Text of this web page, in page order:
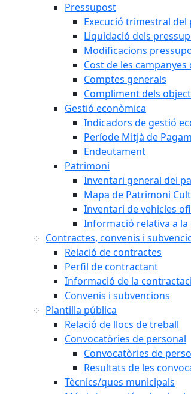
Pressupost
Execució trimestral
Liquidació dels
Modificacions
Cost de les
Comptes generals
Compliment dels
Gestió econòmica
Indicadors de gestió
Període Mitjà de
Endeutament
Patrimoni
Inventari general del
Mapa de Patrimoni
Inventari de vehicles
Informació relativa a
Contractes, convenis i
Relació de contractes
Perfil de contractant
Informació de la
Convenis i subvencions
Plantilla pública
Relació de llocs de treball
Convocatòries de personal
Convocatòries de
Resultats de les
Tècnics/ques municipals